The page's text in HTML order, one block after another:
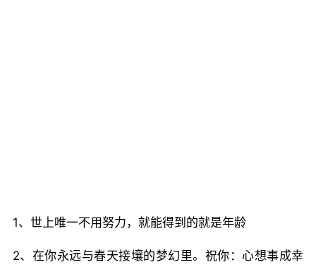
1、世上唯一不用努力，就能得到的就是年龄
2、在你永远与春天接壤的梦幻里。祝你：心想事成幸